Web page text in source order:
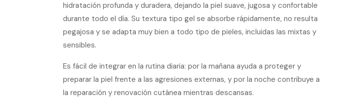
hidratación profunda y duradera, dejando la piel suave, jugosa y confortable
durante todo el día. Su textura tipo gel se absorbe rápidamente, no resulta
pegajosa y se adapta muy bien a todo tipo de pieles, incluidas las mixtas y
sensibles.
Es fácil de integrar en la rutina diaria: por la mañana ayuda a proteger y
preparar la piel frente a las agresiones externas, y por la noche contribuye a
la reparación y renovación cutánea mientras descansas.